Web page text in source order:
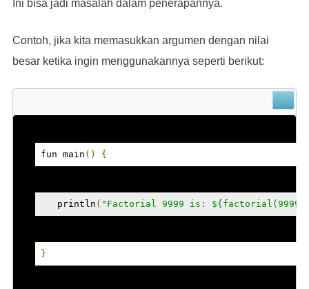
Ini bisa jadi masalah dalam penerapannya.
Contoh, jika kita memasukkan argumen dengan nilai
besar ketika ingin menggunakannya seperti berikut:
fun main () {
println ( "Factorial 9999 is:
}